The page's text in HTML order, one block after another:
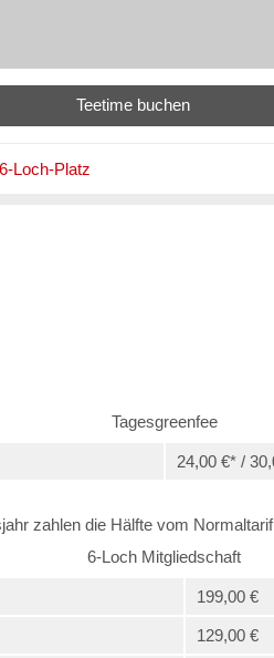
Teetime buchen
6-Loch-Platz
Tagesgreenfee
24,00 €* /
zahlen die Hälfte vom
6-Loch Mitgliedschaft
199,00 €
129,00 €